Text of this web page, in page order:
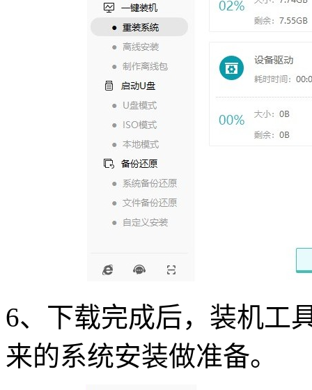
6、下载完成后，装机工
来的系统安装做准备。